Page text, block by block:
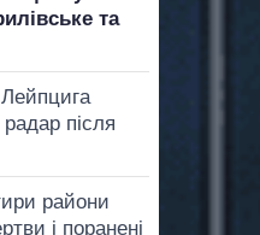
та
після
райони
і поранені